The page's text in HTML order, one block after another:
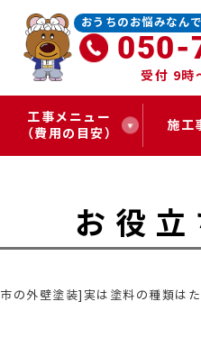
おうちのお悩みなん
050-
受付 9時
工事メニュー
（費用の目安）
施工
お役立
の外壁塗装]実は塗料の種類は